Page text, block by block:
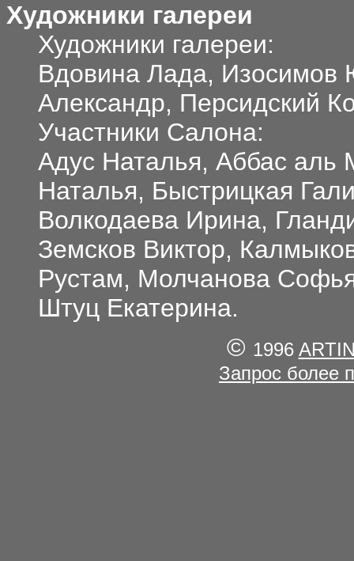
Художники галереи
Художники галереи:
Вдовина Лада, Изосимов
Александр, Персидский
Участники Салона:
Адус Наталья, Аббас аль
Наталья, Быстрицкая
Волкодаева Ирина,
Земсков Виктор,
Рустам, Молчанова
Штуц Екатерина.
© 1996
Запрос более